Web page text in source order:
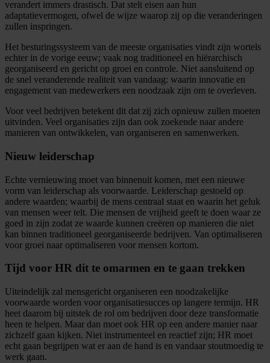
verandert immers drastisch. Dat stelt eisen aan hun
adaptatievermogen, ofwel de wijze waarop zij op die veranderingen
zullen inspringen.
Het besturingssysteem van de meeste organisaties vindt zijn wortels
echter in de vorige eeuw; vaak nog traditioneel en hiërarchisch
georganiseerd en gericht op groei en controle. Niet aansluitend op
de snel veranderende realiteit van vandaag: waarin innovatie en
engagement van medewerkers een noodzaak zijn om te overleven.
Voor veel bedrijven betekent dit dat zij zich opnieuw zullen moeten
uitvinden. Veel organisaties zijn dan ook zoekende naar andere
manieren van ontwikkelen, van organiseren en samenwerken.
Nieuw leiderschap
Echte vernieuwing moet van binnenuit komen, met een nieuwe
vorm van leiderschap als voorwaarde. Leiderschap gestoeld op
andere waarden; waarbij de mens centraal staat en waarin het geluk
van mensen weer telt. Die mensen de vrijheid geeft te doen waar ze
goed in zijn zodat ze waarde kunnen creëren op manieren die niet
kan binnen traditioneel georganiseerde bedrijven. Van optimaliseren
voor groei naar optimaliseren voor mensen kortom.
Tijd voor HR dit te omarmen en te gaan trekken
Uiteindelijk zal mensgericht organiseren een noodzakelijke
voorwaarde worden voor organisatiesucces op langere termijn. HR
heet daarom bij uitstek de rol om bedrijven door deze transformatie
heen te helpen. Maar dan moet ook HR op een andere manier naar
zichzelf gaan kijken. Niet instrumenteel en reactief zijn; HR moet
echt gaan begrijpen wat er aan de hand is en vandaar stoutmoedig te
werk gaan.